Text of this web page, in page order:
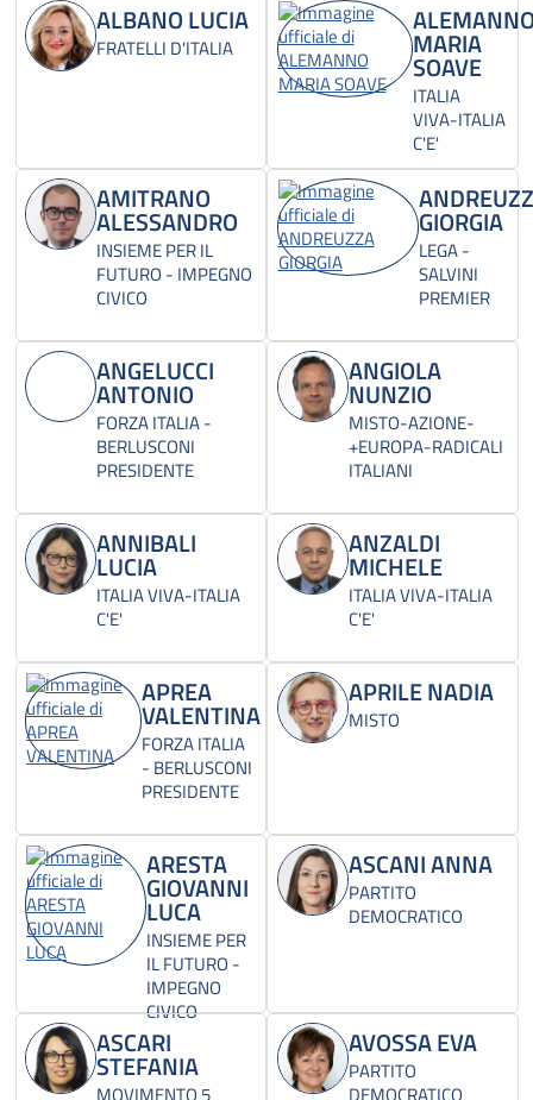
ALBANO LUCIA
FRATELLI D'ITALIA MARIA
SOAVE
ITALIA
VIVA-ITALIA
C'E'
AMITRANO
ALESSANDRO
INSIEME PER IL
FUTURO - IMPEGNO
CIVICO
GIORGIA
LEGA -
SALVINI
PREMIER
ANGELUCCI
ANTONIO
FORZA ITALIA -
BERLUSCONI
PRESIDENTE
ANGIOLA
NUNZIO
MISTO-AZIONE-
+EUROPA-RADICALI
ITALIANI
ANNIBALI
LUCIA
ITALIA VIVA-ITALIA
C'E'
ANZALDI
MICHELE
ITALIA VIVA-ITALIA
C'E'
APREA
VALENTINA
FORZA ITALIA
- BERLUSCONI
PRESIDENTE
APRILE NADIA
MISTO
ARESTA
GIOVANNI
LUCA
INSIEME PER
IL FUTURO -
IMPEGNO
CIVICO
ASCANI ANNA
PARTITO
DEMOCRATICO
ASCARI
STEFANIA
AVOSSA EVA
PARTITO